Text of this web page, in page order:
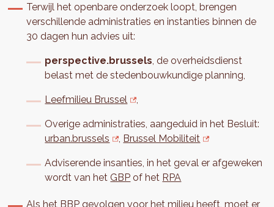
Terwijl het openbare onderzoek loopt, brengen
verschillende administraties en instanties binnen de
30 dagen hun advies uit:
perspective.brussels , de overheidsdienst
belast met de stedenbouwkundige planning,
Leefmilieu Brussel
Overige administraties, aangeduid in het Besluit:
urban.brussels
Brussel Mobiliteit
Adviserende insanties, in het geval er afgeweken
wordt van het GBP of het RPA
Als het BBP gevolgen voor het milieu heeft, moet er